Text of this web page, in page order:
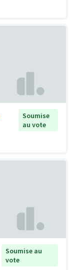
Soumise
au vote
Soumise au
vote